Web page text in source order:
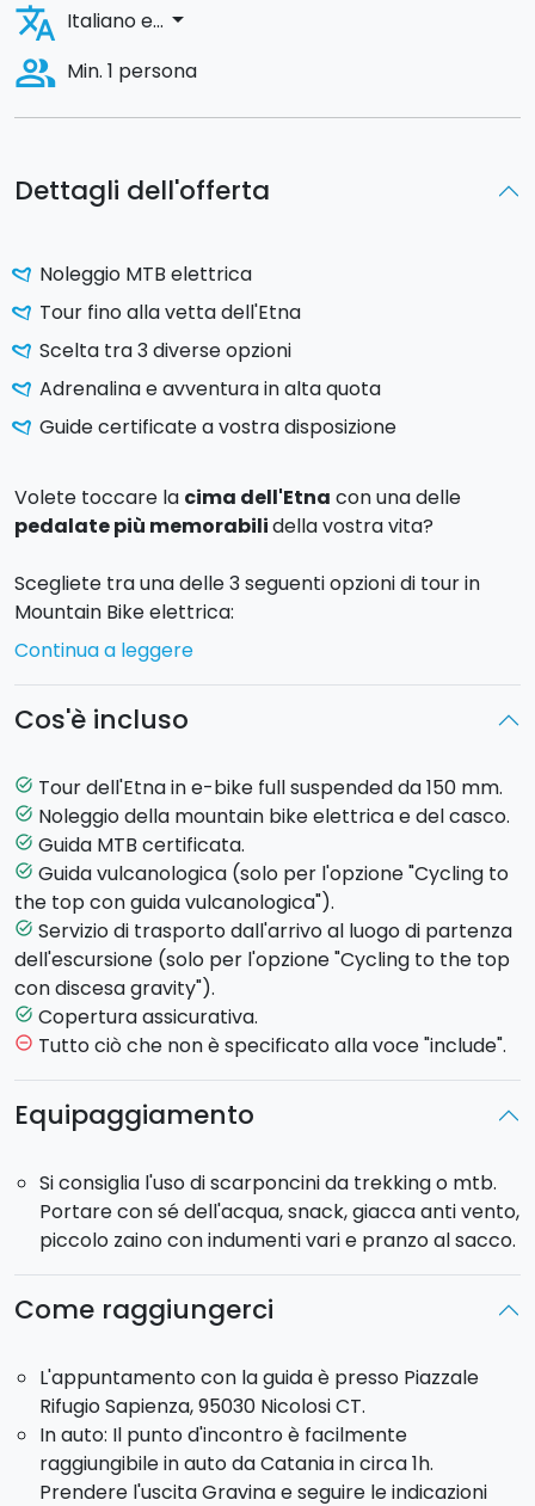
Dettagli dell'offerta
Noleggio MTB elettrica
Tour fino alla vetta dell'Etna
Scelta tra 3 diverse opzioni
Adrenalina e avventura in alta quota
Guide certificate a vostra disposizione
Volete toccare la cima dell'Etna con una delle
pedalate più memorabilidella vostra vita?
Scegliete tra una delle 3 seguenti opzioni di tour in
Mountain Bike elettrica:
Cycling to the top
versante sud dell'Etna, e attraverserà, tramite un
crateri e colate laviche. Con un dislivello di circa
1000 m, raggiungereteTorre del Filosofoa quota
2900 m e, grazie anche alla guida che vi
accompagnerà, avrete modo di godere di un
panorama mozzafiato: i crateri sommitali dell'Etna,
il mar Ionio e la Valle del Bove. L'emozionante
discesaavverrà tramite una pista sabbiosa,
immersa nei colori della montagna.
Durata(orario indicativo): 3 h circa.
Grado di difficoltà: medio.
Come nel precedente tour, partendo sempre dal
Rifugio Sapienza, una volta raggiunta Torre del
unaguida vulcanologicache vi condurrà, con un
emozionantetrekking, a quota 3345 m, dove
godrete dello spettacolare scenario dallacima
dell'Etna. Anche in questo caso la discesa sarà
emozionante grazie a una pista sabbiosa immersa
nella montagna.
Grado di difficoltà: difficile.
Cycling to the top con discesa gravity
In questo entusiasmante tour, raggiunta Torre del
Filosofo a quota 2900 m, dopo aver preso il giusto
Continua a leggere
Cos'è incluso
task_alt Tour dell'Etna in e-bike full suspended da 150 mm.
task_alt Noleggio della mountain bike elettrica e del casco.
task_alt Guida MTB certificata.
task_alt Guida vulcanologica (solo per l'opzione "Cycling to
the top con guida vulcanologica").
task_alt Servizio di trasporto dall'arrivo al luogo di partenza
dell'escursione (solo per l'opzione "Cycling to the top
con discesa gravity").
task_alt Copertura assicurativa.
remove_circle_outline Tutto ciò che non è specificato alla voce "include".
Equipaggiamento
Si consiglia l'uso di scarponcini da trekking o mtb.
Portare con sé dell'acqua, snack, giacca anti vento,
piccolo zaino con indumenti vari e pranzo al sacco.
Come raggiungerci
L'appuntamento con la guida è presso Piazzale
Rifugio Sapienza, 95030 Nicolosi CT.
In auto: Il punto d'incontro è facilmente
raggiungibile in auto da Catania in circa 1h.
Prendere l'uscita Gravina e seguire le indicazioni
translate Italiano e... arrow_drop_down
people_alt Min. 1 persona